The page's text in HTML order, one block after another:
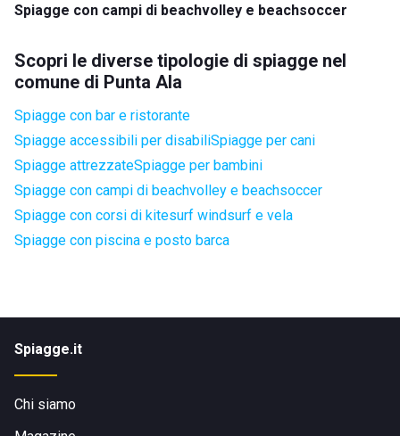
Spiagge con campi di beachvolley e beachsoccer
Scopri le diverse tipologie di spiagge nel
comune di Punta Ala
Spiagge con bar e ristorante
Spiagge accessibili per disabiliSpiagge per cani
Spiagge attrezzateSpiagge per bambini
Spiagge con campi di beachvolley e beachsoccer
Spiagge con corsi di kitesurf windsurf e vela
Spiagge con piscina e posto barca
Spiagge.it
Chi siamo